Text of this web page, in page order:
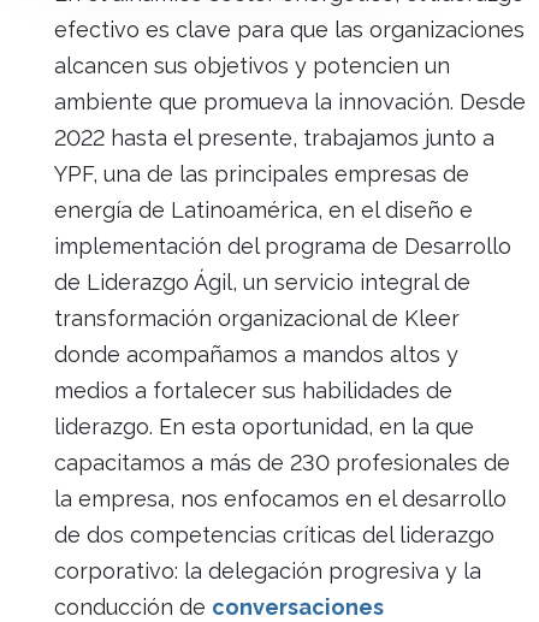
Referencias
Artículos relacionados
efectivo es clave para que las organizaciones
alcancen sus objetivos y potencien un
ambiente que promueva la innovación. Desde
2022 hasta el presente, trabajamos junto a
YPF, una de las principales empresas de
energía de Latinoamérica, en el diseño e
implementación del programa de Desarrollo
de Liderazgo Ágil, un servicio integral de
transformación organizacional de Kleer
donde acompañamos a mandos altos y
medios a fortalecer sus habilidades de
liderazgo. En esta oportunidad, en la que
capacitamos a más de 230 profesionales de
la empresa, nos enfocamos en el desarrollo
de dos competencias críticas del liderazgo
corporativo: la delegación progresiva y la
conducción de conversaciones